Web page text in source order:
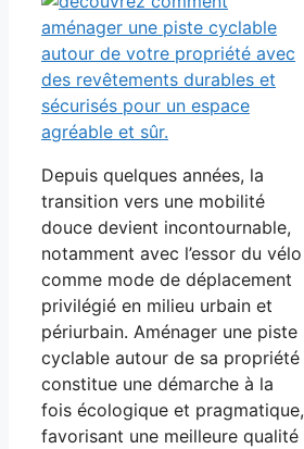
Depuis quelques années, la
transition vers une mobilité
douce devient incontournable,
notamment avec l’essor du vélo
comme mode de déplacement
privilégié en milieu urbain et
périurbain. Aménager une piste
cyclable autour de sa propriété
constitue une démarche à la
fois écologique et pragmatique,
favorisant une meilleure qualité